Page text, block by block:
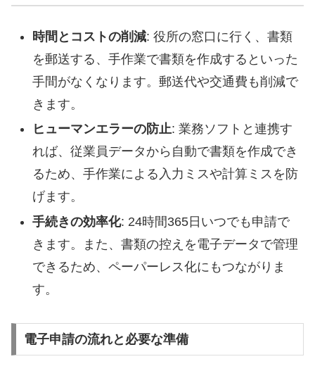
時間とコストの削減: 役所の窓口に行く、書類
を郵送する、手作業で書類を作成するといった
手間がなくなります。郵送代や交通費も削減で
きます。
ヒューマンエラーの防止: 業務ソフトと連携す
れば、従業員データから自動で書類を作成でき
るため、手作業による入力ミスや計算ミスを防
げます。
手続きの効率化: 24時間365日いつでも申請で
きます。また、書類の控えを電子データで管理
できるため、ペーパーレス化にもつながりま
す。
電子申請の流れと必要な準備